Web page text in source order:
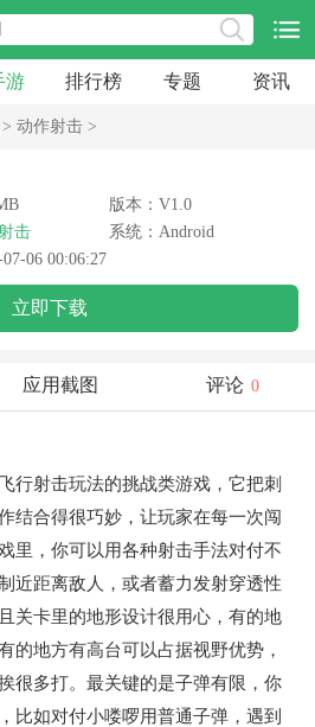
游 排行榜 专题 资讯
> 动作射击 >
版本：V1.0
击
系统：Android
06 00:06:27
立即下载
应用截图 评论 0
行射击玩法的挑战类游戏，它把刺
结合得很巧妙，让玩家在每一次闯
里，你可以用各种射击手法对付不
近距离敌人，或者蓄力发射穿透性
关卡里的地形设计很用心，有的地
的地方有高台可以占据视野优势，
很多打。最关键的是子弹有限，你
比如对付小喽啰用普通子弹，遇到